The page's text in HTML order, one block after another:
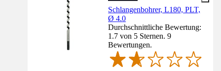
Schlangenbohrer, L180, PLT,
Ø 4.0
Durchschnittliche Bewertung:
1.7 von 5 Sternen. 9
Bewertungen.